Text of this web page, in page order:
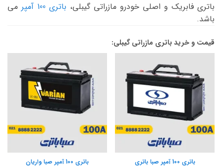
باتری فابریک و اصلی خودرو مازراتی گیبلی، باتری 100 آمپر
می
باشد.
قیمت و خرید باتری مازراتی گیبلی:
باتری 100 آمپر صبا باتری
باتری 100 آمپر صبا واریان